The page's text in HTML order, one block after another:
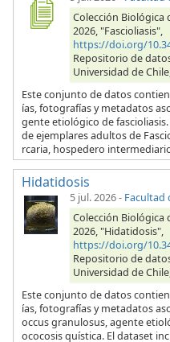
Colección Biológica
2026, "Fascioliasis",
https://doi.org/
Repositorio de
Universidad de
Este conjunto de datos
ías, fotografías y metadatos
gente etiológico de
de ejemplares adultos de
rcaria, hospedero
Hidatidosis
5 jul. 2026- Facultad
Colección Biológica
2026, "Hidatidosis",
https://doi.org/
Repositorio de
Universidad de
Este conjunto de datos
ías, fotografías y metadatos
occus granulosus, agente
ococosis quística. El dataset